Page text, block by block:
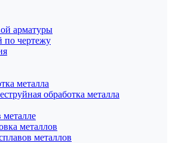
арматуры
по чертежу
металла
обработка металла
металле
металлов
металлов